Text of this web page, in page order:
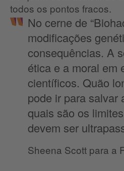
todos os pontos fracos.
No cerne de
modificações
consequências. A
ética e a moral em
científicos. Quão
pode ir para salvar
quais são os
devem ser
Sheena Scott para a